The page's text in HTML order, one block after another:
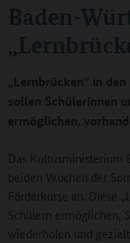
Baden-
„Lernbrücken“ in
sollen Schülerinnen
ermöglichen,
Das
beiden Wochen der
Förderkurse an. Diese
Schülern ermöglichen,
wiederholen und